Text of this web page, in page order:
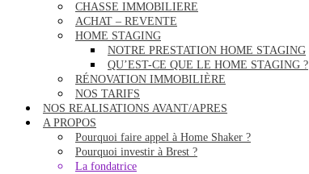
CHASSE IMMOBILIERE
ACHAT – REVENTE
HOME STAGING
NOTRE PRESTATION HOME STAGING
QU’EST-CE QUE LE HOME STAGING ?
RÉNOVATION IMMOBILIÈRE
NOS TARIFS
NOS REALISATIONS AVANT/APRES
A PROPOS
Pourquoi faire appel à Home Shaker ?
Pourquoi investir à Brest ?
La fondatrice